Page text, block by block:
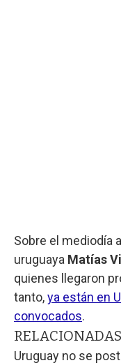
Sobre el mediodía
uruguaya Matías
quienes llegaron
tanto,ya están en
convocados.
RELACIONADAS
Uruguay no se